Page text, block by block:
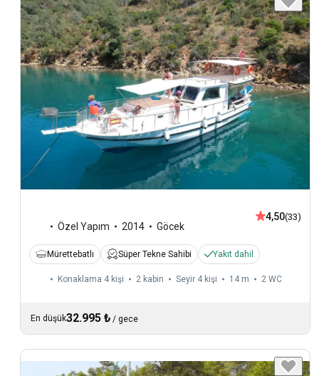
Özel Yapım 2014 Göcek
4,50(33)
Mürettebatlı Süper Tekne Sahibi Yakıt dahil
Konaklama 4 kişi 2 kabin Seyir 4 kişi 14 m 2 WC
En düşük32.995 ₺ / gece